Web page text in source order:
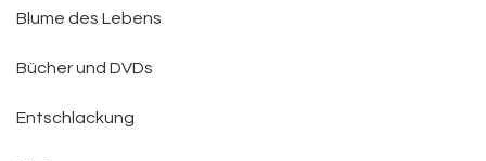
Blume des Lebens
Bücher und DVDs
Entschlackung